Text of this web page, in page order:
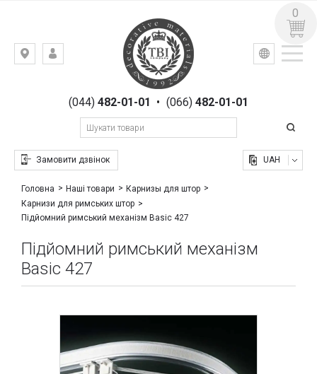
Київ,
Гоголівська,(044)482-01-01 • (066) 482-01-01
Замовити дзвінок
УКР РУС
UAH
0
Головна Наші товари
Карнизы для штор
Карнизи для римських штор
Підйомний римський механізм Basic 427
Підйомний римський механізм
Basic 427